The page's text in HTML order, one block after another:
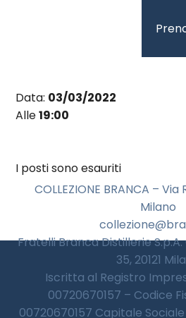
Data: 03/03/2022
Alle19:00
I posti sono esauriti
COLLEZIONE BRANCA –
Milano
Fratelli Branca Distillerie
35, 20121
Iscritta al Registro
00720670157 – Codice
00720670157 Capitale Sociale